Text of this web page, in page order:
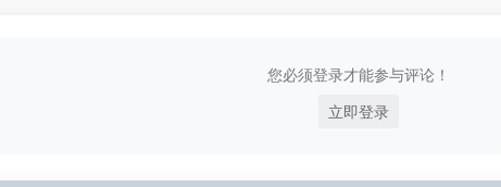
您必须登录才能参与评论！
立即登录